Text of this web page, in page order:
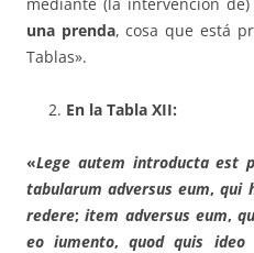
una prenda, cosa que está
Tablas».
En la Tabla XII:
«Lege autem introducta est
tabularum ad­versus eum, qui
redere; item adversus eum,
eo iumento, quod quis ideo